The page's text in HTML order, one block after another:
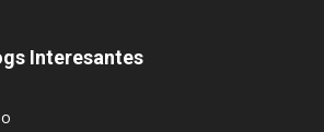
Interesantes